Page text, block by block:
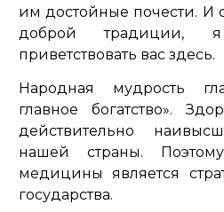
им достойные почести. И
доброй традиции,
приветствовать вас здесь.
Народная мудрость
главное богатство».
действительно
нашей страны.
медицины является
государства.